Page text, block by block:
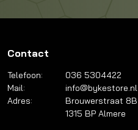
Contact
Telefoon:
036 5304422
Mail:
info@bykestore.nl
Adres:
Brouwerstraat 8B
1315 BP Almere